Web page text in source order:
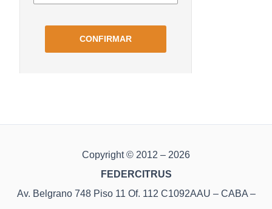
Copyright © 2012 – 2026
FEDERCITRUS
Av. Belgrano 748 Piso 11 Of. 112 C1092AAU – CABA –